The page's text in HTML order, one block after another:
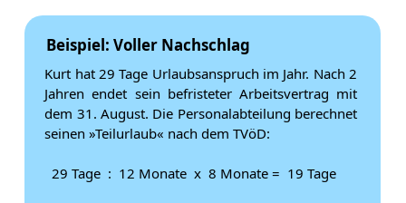
Beispiel: Voller Nachschlag
Kurt hat 29 Tage Urlaubsanspruch im Jahr. Nach 2
Jahren endet sein befristeter Arbeitsvertrag mit
dem 31. August. Die Personalabteilung berechnet
seinen »Teilurlaub« nach dem TVöD:
29 Tage : 12 Monate x 8 Monate = 19 Tage